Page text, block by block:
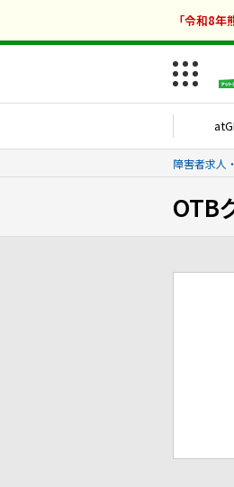
「令和8
障害者求人
OTB